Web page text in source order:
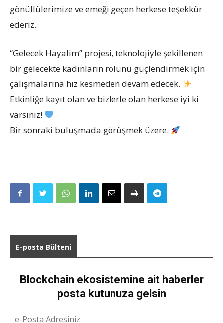
gönüllülerimize ve emeği geçen herkese teşekkür
ederiz.
“Gelecek Hayalim” projesi, teknolojiyle şekillenen
bir gelecekte kadınların rolünü güçlendirmek için
çalışmalarına hız kesmeden devam edecek.
Etkinliğe kayıt olan ve bizlerle olan herkese iyi ki
varsınız!
Bir sonraki buluşmada görüşmek üzere.
E-posta Bülteni
Blockchain ekosistemine ait haberler
posta kutunuza gelsin